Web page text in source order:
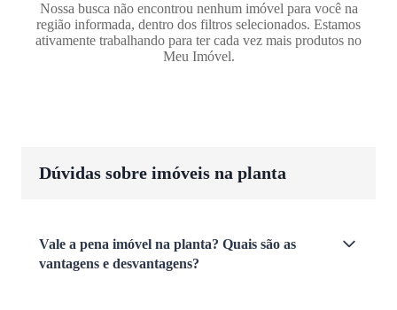
Nossa busca não encontrou nenhum imóvel para você na
região informada, dentro dos filtros selecionados. Estamos
ativamente trabalhando para ter cada vez mais produtos no
Meu Imóvel.
Dúvidas sobre imóveis na planta
Vale a pena imóvel na planta? Quais são as
vantagens e desvantagens?